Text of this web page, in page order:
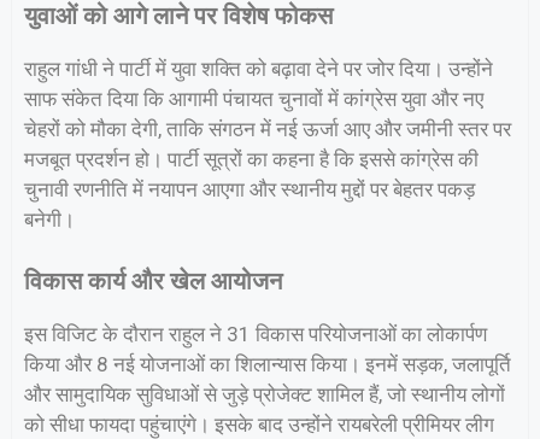
युवाओं को आगे लाने पर विशेष फोकस
राहुल गांधी ने पार्टी में युवा शक्ति को बढ़ावा देने पर जोर दिया। उन्होंने
साफ संकेत दिया कि आगामी पंचायत चुनावों में कांग्रेस युवा और नए
चेहरों को मौका देगी, ताकि संगठन में नई ऊर्जा आए और जमीनी स्तर पर
मजबूत प्रदर्शन हो। पार्टी सूत्रों का कहना है कि इससे कांग्रेस की
चुनावी रणनीति में नयापन आएगा और स्थानीय मुद्दों पर बेहतर पकड़
बनेगी।
विकास कार्य और खेल आयोजन
इस विजिट के दौरान राहुल ने 31 विकास परियोजनाओं का लोकार्पण
किया और 8 नई योजनाओं का शिलान्यास किया। इनमें सड़क, जलापूर्ति
और सामुदायिक सुविधाओं से जुड़े प्रोजेक्ट शामिल हैं, जो स्थानीय लोगों
को सीधा फायदा पहुंचाएंगे। इसके बाद उन्होंने रायबरेली प्रीमियर लीग